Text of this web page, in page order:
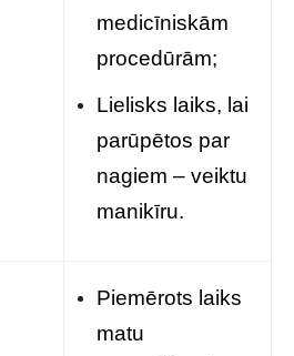
medicīniskām
procedūrām;
Lielisks laiks, lai
parūpētos par
nagiem – veiktu
manikīru.
Piemērots laiks
matu